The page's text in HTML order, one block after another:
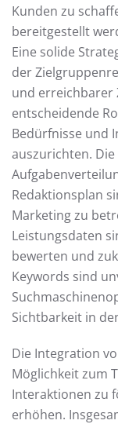
Kunden zu
bereitgestellt
Eine solide
der
und erreichbarer
entscheidende
Bedürfnisse und
auszurichten.
Redaktionsplan
Marketing zu
Leistungsdaten
bewerten und
Keywords sind
Sichtbarkeit in
Die Integration
Möglichkeit zum
Interaktionen zu
erhöhen.